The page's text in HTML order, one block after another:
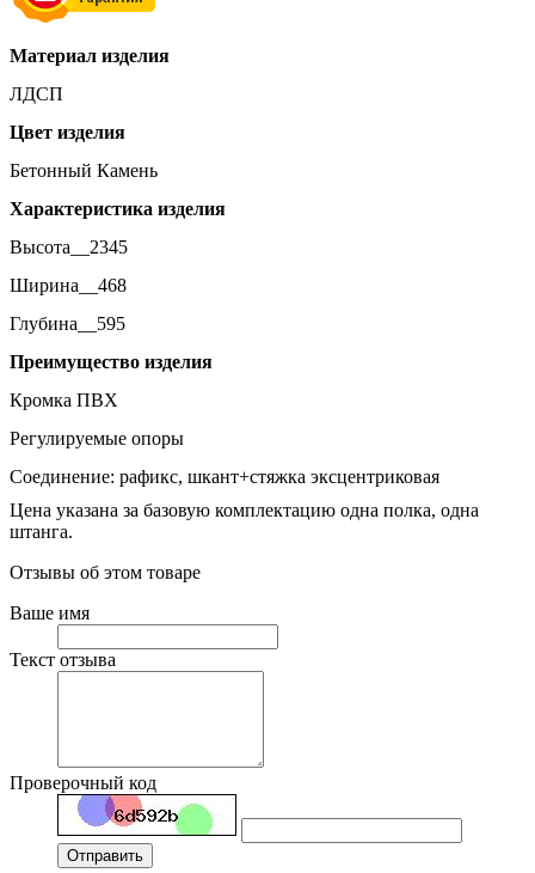
Материал изделия
ЛДСП
Цвет изделия
Бетонный Камень
Характеристика изделия
Высота__2345
Ширина__468
Глубина__595
Преимущество изделия
Кромка ПВХ
Регулируемые опоры
Соединение: рафикс, шкант+стяжка эксцентриковая
Цена указана за базовую комплектацию одна полка, одна
штанга.
Отзывы об этом товаре
Ваше имя
Текст отзыва
Проверочный код